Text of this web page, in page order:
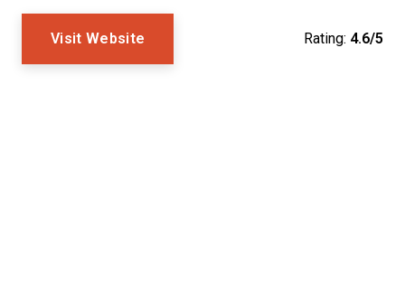
Visit Website Rating: 4.6/5